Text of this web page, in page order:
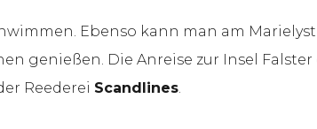
Ebenso kann man am
genießen. Die Anreise zur Insel
Reederei Scandlines.